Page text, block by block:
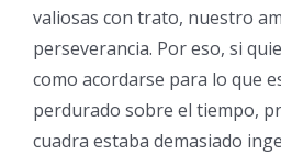
valiosas con trato, nuestro
perseverancia. Por eso, si
como acordarse para lo que
perdurado sobre el tiempo,
cuadra estaba demasiado